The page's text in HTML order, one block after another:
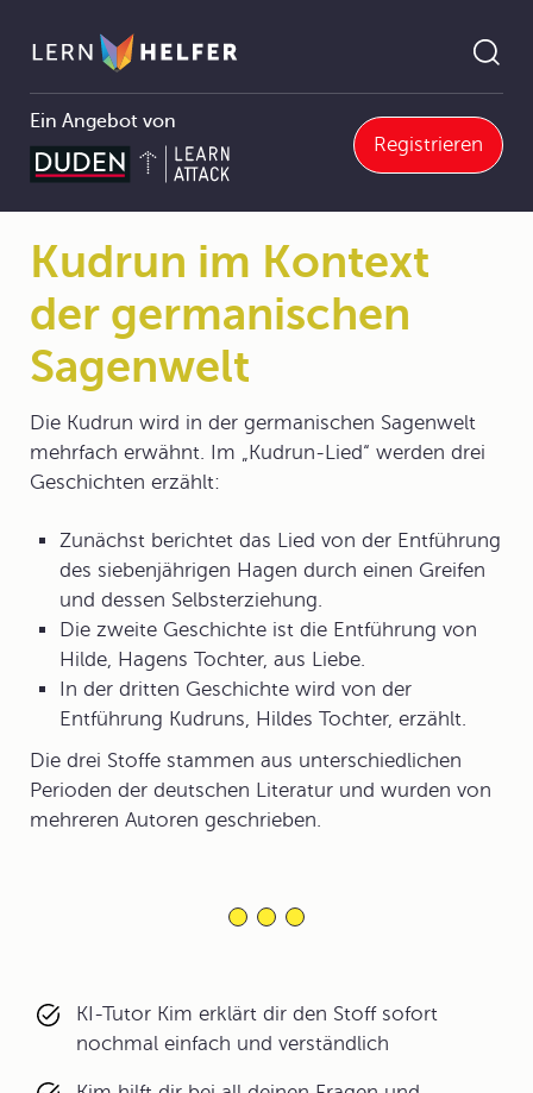
Ein Angebot von
Registrieren
Pfadnavigation
Kudrun im Kontext der germanischen Sagenwelt
Kudrun im Kontext
der germanischen
Sagenwelt
Die Kudrun wird in der germanischen Sagenwelt
mehrfach erwähnt. Im „Kudrun-Lied“ werden drei
Geschichten erzählt:
Zunächst berichtet das Lied von der Entführung
des siebenjährigen Hagen durch einen Greifen
und dessen Selbsterziehung.
Die zweite Geschichte ist die Entführung von
Hilde, Hagens Tochter, aus Liebe.
In der dritten Geschichte wird von der
Entführung Kudruns, Hildes Tochter, erzählt.
Die drei Stoffe stammen aus unterschiedlichen
Perioden der deutschen Literatur und wurden von
mehreren Autoren geschrieben.
KI-Tutor Kim erklärt dir den Stoff sofort
nochmal einfach und verständlich